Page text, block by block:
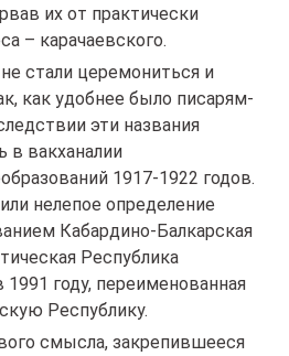
их от практически
– карачаевского.
стали церемониться и
как удобнее было писарям-
эти названия
в вакханалии
1917-1922 годов.
нелепое определение
Кабардино-Балкарская
Республика
году, переименованная
Республику.
смысла, закрепившееся